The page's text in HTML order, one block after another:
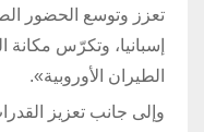
تعزز وتوسع الحضور
إسبانيا، وتكرّس
الطيران الأوروبية».
وإلى جانب تعزيز